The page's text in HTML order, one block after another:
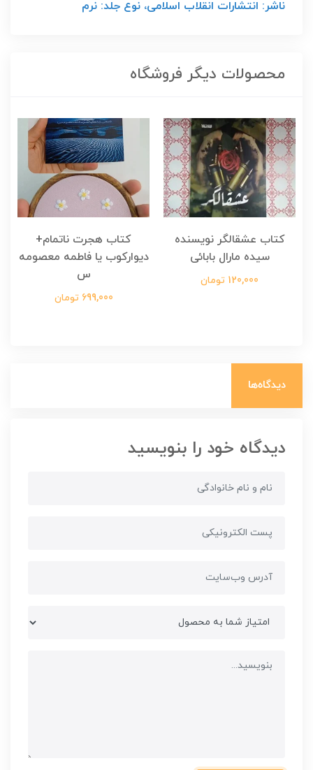
ناشر: انتشارات انقلاب اسلامی، نوع جلد: نرم
محصولات دیگر فروشگاه
کتاب عشقالگر نویسنده
سیده مارال بابائی
120,000 تومان
کتاب هجرت ناتمام+
دیوارکوب یا فاطمه معصومه
س
699,000 تومان
دیدگاه‌ها
دیدگاه خود را بنویسید